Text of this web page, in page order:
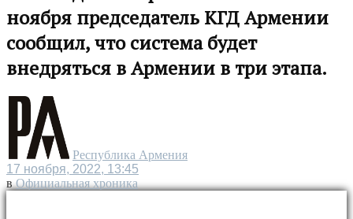
ноября председатель КГД Армении
сообщил, что система будет
внедряться в Армении в три этапа.
Республика Армения
17 ноября, 2022, 13:45
в Официальная хроника